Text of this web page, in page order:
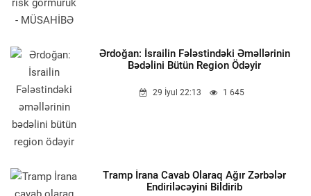
Ərdoğan: İsrailin Fələstindəki Əməllərinin
Bədəlini Bütün Region Ödəyir
29 İyul 22:13 1 645
Tramp İrana Cavab Olaraq Ağır Zərbələr
Endiriləcəyini Bildirib